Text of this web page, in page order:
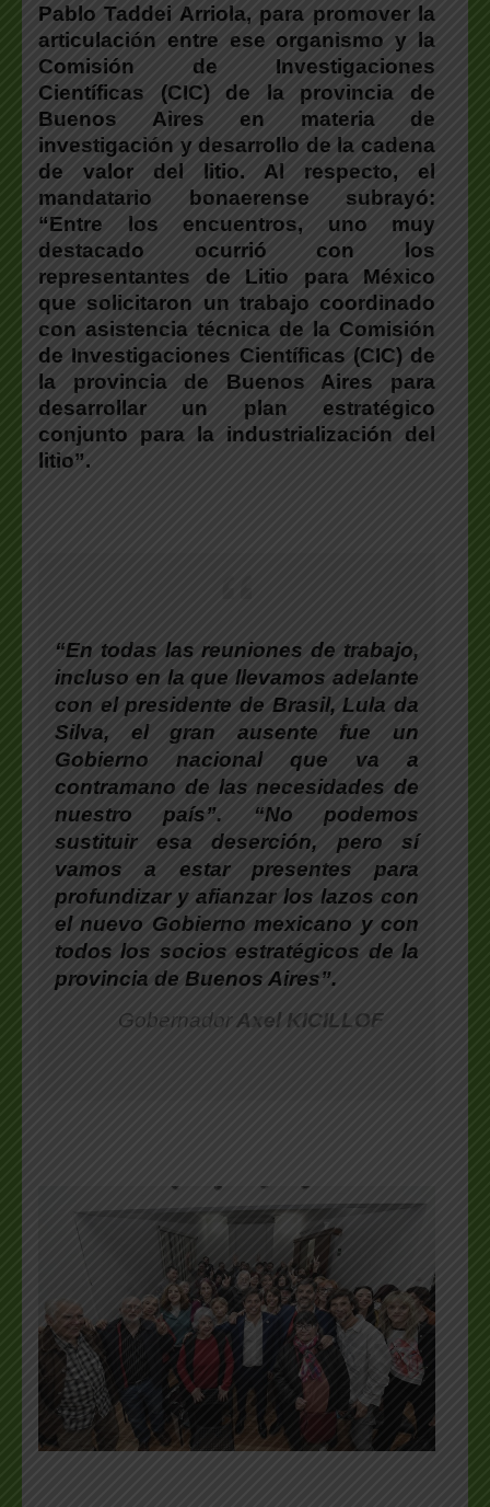
Pablo Taddei Arriola, para promover la
articulación entre ese organismo y la
Comisión de Investigaciones
Científicas (CIC) de la provincia de
Buenos Aires en materia de
investigación y desarrollo de la cadena
de valor del litio. Al respecto, el
mandatario bonaerense subrayó:
“Entre los encuentros, uno muy
destacado ocurrió con los
representantes de Litio para México
que solicitaron un trabajo coordinado
con asistencia técnica de la Comisión
de Investigaciones Científicas (CIC) de
la provincia de Buenos Aires para
desarrollar un plan estratégico
conjunto para la industrialización del
litio”.
“En todas las reuniones de trabajo,
incluso en la que llevamos adelante
con el presidente de Brasil, Lula da
Silva, el gran ausente fue un
Gobierno nacional que va a
contramano de las necesidades de
nuestro país”. “No podemos
sustituir esa deserción, pero sí
vamos a estar presentes para
profundizar y afianzar los lazos con
el nuevo Gobierno mexicano y con
todos los socios estratégicos de la
provincia de Buenos Aires”.
GobernadorAxel KICILLOF